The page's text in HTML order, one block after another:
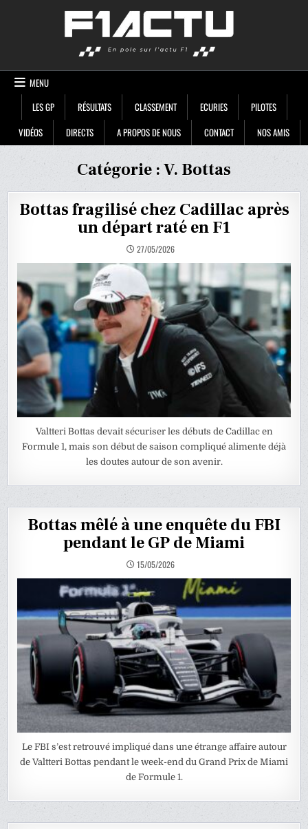
MENU
LES GP
RÉSULTATS CLASSEMENT ECURIES
PILOTES
VIDÉOS
DIRECTS A PROPOS DE NOUS CONTACT NOS AMIS
Catégorie :V. Bottas
Bottas fragilisé chez Cadillac après
un départ raté en F1
27/05/2026
Valtteri Bottas devait sécuriser les débuts de Cadillac en
Formule 1, mais son début de saison compliqué alimente déjà
les doutes autour de son avenir.
Bottas mêlé à une enquête du FBI
pendant le GP de Miami
15/05/2026
Le FBI s’est retrouvé impliqué dans une étrange affaire autour
de Valtteri Bottas pendant le week-end du Grand Prix de Miami
de Formule 1.